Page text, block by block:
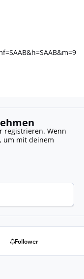
registrieren. Wenn
, um mit deinem
Follower